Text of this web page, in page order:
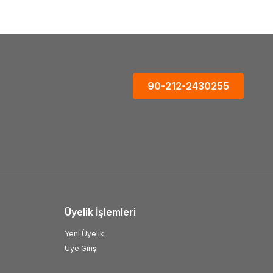
90-212-2430255
Üyelik İşlemleri
Yeni Üyelik
Üye Girişi